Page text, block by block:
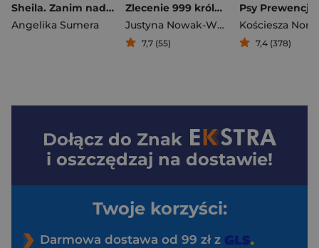
Sheila. Zanim nadejdzie mrok. Tom 2
Angelika Sumera
Zlecenie 999 królowa serc
Justyna Nowak-Wysocka
7,7 (55)
Psy Prewencji
7,4 (378)
Dołącz do Znak
i oszczędzaj na dostawie!
Twoje korzyści:
Darmowa dostawa od 99 zł z